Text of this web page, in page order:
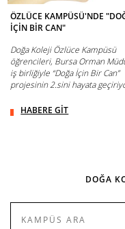
ÖZLÜCE KAMPÜSÜ'NDE
İÇİN BİR CAN"
Doğa Koleji Özlüce Kampüsü
öğrencileri, Bursa Orman
iş birliğiyle “Doğa İçin Bir Can”
projesinin 2.sini hayata
HABERE GİT
DOĞA